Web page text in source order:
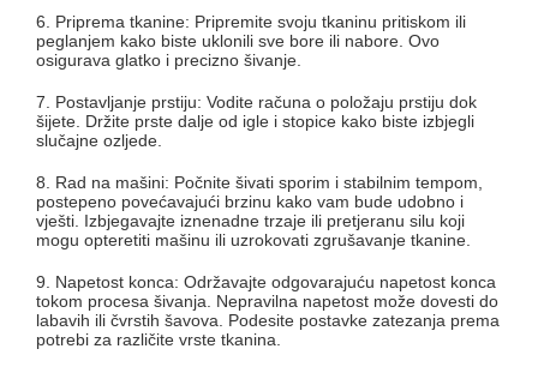
6. Priprema tkanine: Pripremite svoju tkaninu pritiskom ili
peglanjem kako biste uklonili sve bore ili nabore. Ovo
osigurava glatko i precizno šivanje.
7. Postavljanje prstiju: Vodite računa o položaju prstiju dok
šijete. Držite prste dalje od igle i stopice kako biste izbjegli
slučajne ozljede.
8. Rad na mašini: Počnite šivati ​​sporim i stabilnim tempom,
postepeno povećavajući brzinu kako vam bude udobno i
vješti. Izbjegavajte iznenadne trzaje ili pretjeranu silu koji
mogu opteretiti mašinu ili uzrokovati zgrušavanje tkanine.
9. Napetost konca: Održavajte odgovarajuću napetost konca
tokom procesa šivanja. Nepravilna napetost može dovesti do
labavih ili čvrstih šavova. Podesite postavke zatezanja prema
potrebi za različite vrste tkanina.